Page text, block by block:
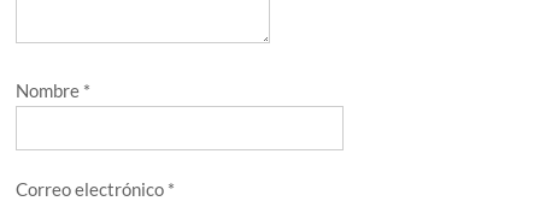
Nombre *
Correo electrónico *